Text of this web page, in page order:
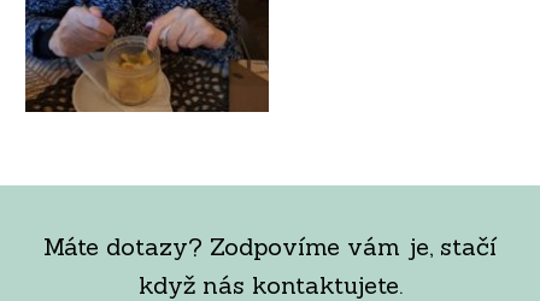
Máte dotazy? Zodpovíme vám je, stačí
když nás kontaktujete.